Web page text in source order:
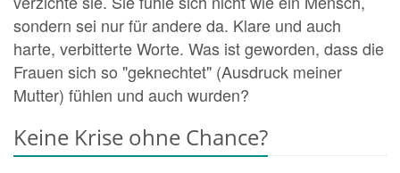
sondern sei nur für andere da. Klare und auch
harte, verbitterte Worte. Was ist geworden, dass die
Frauen sich so "geknechtet" (Ausdruck meiner
Mutter) fühlen und auch wurden?
Keine Krise ohne Chance?